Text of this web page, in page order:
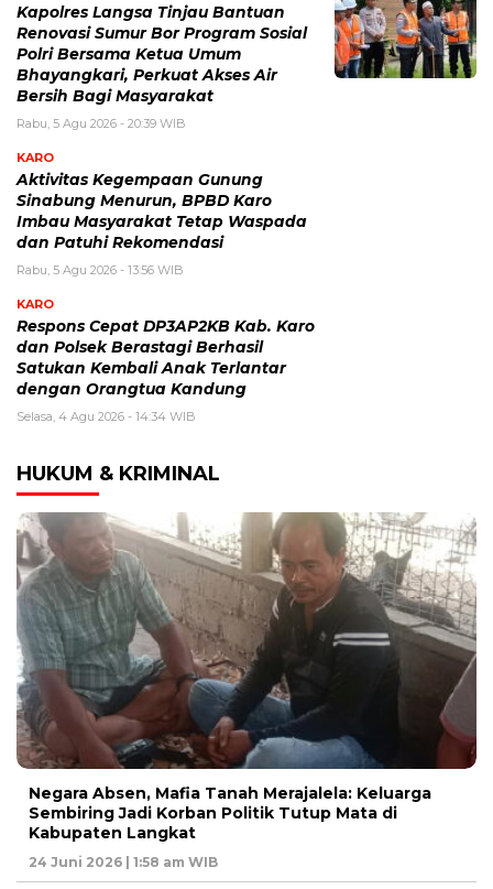
Kapolres Langsa Tinjau Bantuan
Renovasi Sumur Bor Program Sosial
Polri Bersama Ketua Umum
Bhayangkari, Perkuat Akses Air
Bersih Bagi Masyarakat
Rabu, 5 Agu 2026 - 20:39 WIB
KARO
Aktivitas Kegempaan Gunung
Sinabung Menurun, BPBD Karo
Imbau Masyarakat Tetap Waspada
dan Patuhi Rekomendasi
Rabu, 5 Agu 2026 - 13:56 WIB
KARO
Respons Cepat DP3AP2KB Kab. Karo
dan Polsek Berastagi Berhasil
Satukan Kembali Anak Terlantar
dengan Orangtua Kandung
Selasa, 4 Agu 2026 - 14:34 WIB
HUKUM & KRIMINAL
Negara Absen, Mafia Tanah Merajalela: Keluarga
Sembiring Jadi Korban Politik Tutup Mata di
Kabupaten Langkat
24 Juni 2026 | 1:58 am WIB